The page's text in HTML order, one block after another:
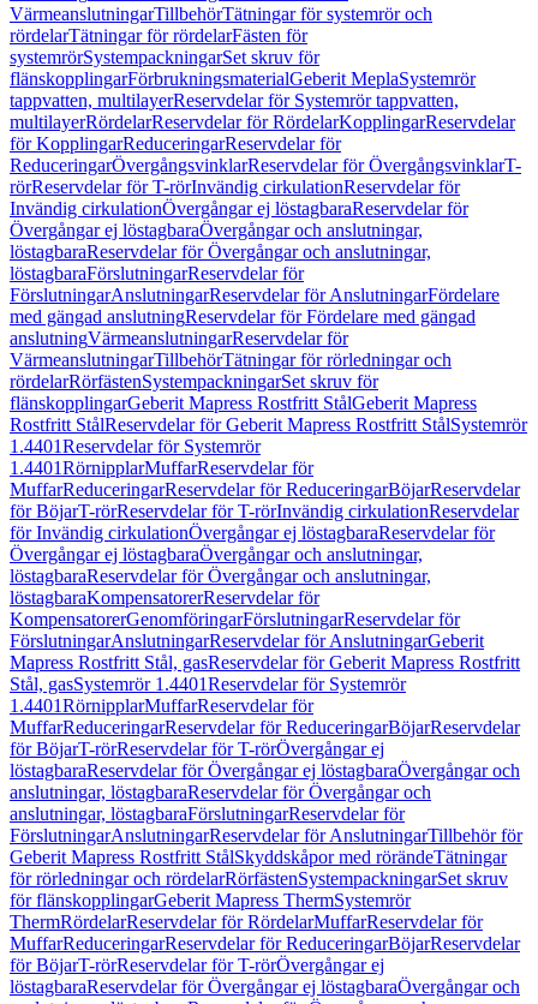
VärmeanslutningarTillbehörTätningar för systemrör och
rördelarTätningar för rördelarFästen för
systemrörSystempackningarSet skruv för
flänskopplingarFörbrukningsmaterialGeberit MeplaSystemrör
tappvatten, multilayerReservdelar för Systemrör tappvatten,
multilayerRördelarReservdelar för RördelarKopplingarReservdelar
för KopplingarReduceringarReservdelar för
ReduceringarÖvergångsvinklarReservdelar för ÖvergångsvinklarT-
rörReservdelar för T-rörInvändig cirkulationReservdelar för
Invändig cirkulationÖvergångar ej löstagbaraReservdelar för
Övergångar ej löstagbaraÖvergångar och anslutningar,
löstagbaraReservdelar för Övergångar och anslutningar,
löstagbaraFörslutningarReservdelar för
FörslutningarAnslutningarReservdelar för AnslutningarFördelare
med gängad anslutningReservdelar för Fördelare med gängad
anslutningVärmeanslutningarReservdelar för
VärmeanslutningarTillbehörTätningar för rörledningar och
rördelarRörfästenSystempackningarSet skruv för
flänskopplingarGeberit Mapress Rostfritt StålGeberit Mapress
Rostfritt StålReservdelar för Geberit Mapress Rostfritt StålSystemrör
1.4401Reservdelar för Systemrör
1.4401RörnipplarMuffarReservdelar för
MuffarReduceringarReservdelar för ReduceringarBöjarReservdelar
för BöjarT-rörReservdelar för T-rörInvändig cirkulationReservdelar
för Invändig cirkulationÖvergångar ej löstagbaraReservdelar för
Övergångar ej löstagbaraÖvergångar och anslutningar,
löstagbaraReservdelar för Övergångar och anslutningar,
löstagbaraKompensatorerReservdelar för
KompensatorerGenomföringarFörslutningarReservdelar för
FörslutningarAnslutningarReservdelar för AnslutningarGeberit
Mapress Rostfritt Stål, gasReservdelar för Geberit Mapress Rostfritt
Stål, gasSystemrör 1.4401Reservdelar för Systemrör
1.4401RörnipplarMuffarReservdelar för
MuffarReduceringarReservdelar för ReduceringarBöjarReservdelar
för BöjarT-rörReservdelar för T-rörÖvergångar ej
löstagbaraReservdelar för Övergångar ej löstagbaraÖvergångar och
anslutningar, löstagbaraReservdelar för Övergångar och
anslutningar, löstagbaraFörslutningarReservdelar för
FörslutningarAnslutningarReservdelar för AnslutningarTillbehör för
Geberit Mapress Rostfritt StålSkyddskåpor med rörändeTätningar
för rörledningar och rördelarRörfästenSystempackningarSet skruv
för flänskopplingarGeberit Mapress ThermSystemrör
ThermRördelarReservdelar för RördelarMuffarReservdelar för
MuffarReduceringarReservdelar för ReduceringarBöjarReservdelar
för BöjarT-rörReservdelar för T-rörÖvergångar ej
löstagbaraReservdelar för Övergångar ej löstagbaraÖvergångar och